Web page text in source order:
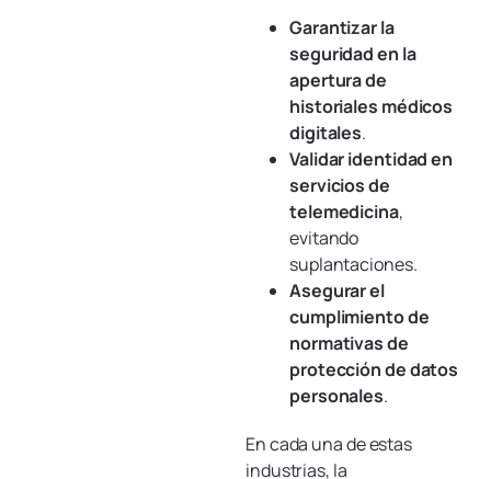
Garantizar la
seguridad en la
apertura de
historiales médicos
digitales.
Validar identidad en
servicios de
telemedicina,
evitando
suplantaciones.
Asegurar el
cumplimiento de
normativas de
protección de datos
personales.
En cada una de estas
industrias, la